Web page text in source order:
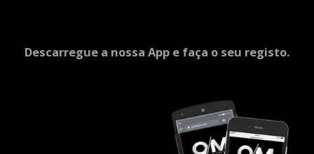
Descarregue a nossa App e faça o seu registo.